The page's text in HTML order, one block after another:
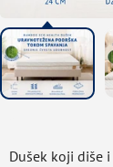
Dušek koji diše